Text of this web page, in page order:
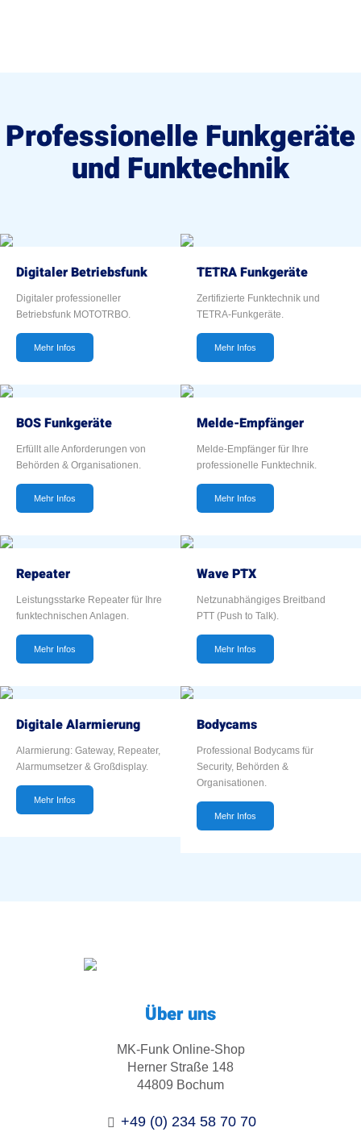
Professionelle Funkgeräte
und Funktechnik
Digitaler Betriebsfunk
Digitaler professioneller
Betriebsfunk MOTOTRBO.
Mehr Infos
TETRA Funkgeräte
Zertifizierte Funktechnik und
TETRA-Funkgeräte.
Mehr Infos
BOS Funkgeräte
Erfüllt alle Anforderungen von
Behörden & Organisationen.
Mehr Infos
Melde-Empfänger
Melde-Empfänger für Ihre
professionelle Funktechnik.
Mehr Infos
Repeater
Leistungsstarke Repeater für Ihre
funktechnischen Anlagen.
Mehr Infos
Wave PTX
Netzunabhängiges Breitband
PTT (Push to Talk).
Mehr Infos
Digitale Alarmierung
Alarmierung: Gateway, Repeater,
Alarmumsetzer & Großdisplay.
Mehr Infos
Bodycams
Professional Bodycams für
Security, Behörden &
Organisationen.
Mehr Infos
Über uns
MK-Funk Online-Shop
Herner Straße 148
44809 Bochum
+49 (0) 234 58 70 70